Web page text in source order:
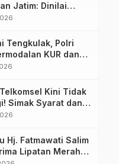
Jatim: Dinilai
KONI
Tengkulak, Polri
KUR dan
Bulog bagi Petani
Kini Tidak
Simak Syarat dan
Hj. Fatmawati Salim
Lipatan Merah